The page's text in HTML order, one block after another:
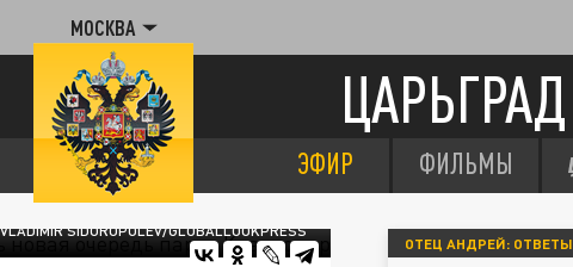
МОСКВА
ЦАРЬГРАД
ЭФИР ФИЛЬМЫ
SIDOROPOLEV/GLOBALLOOKPRESS
ОТЕЦ АНДРЕЙ: ОТВЕТЫ